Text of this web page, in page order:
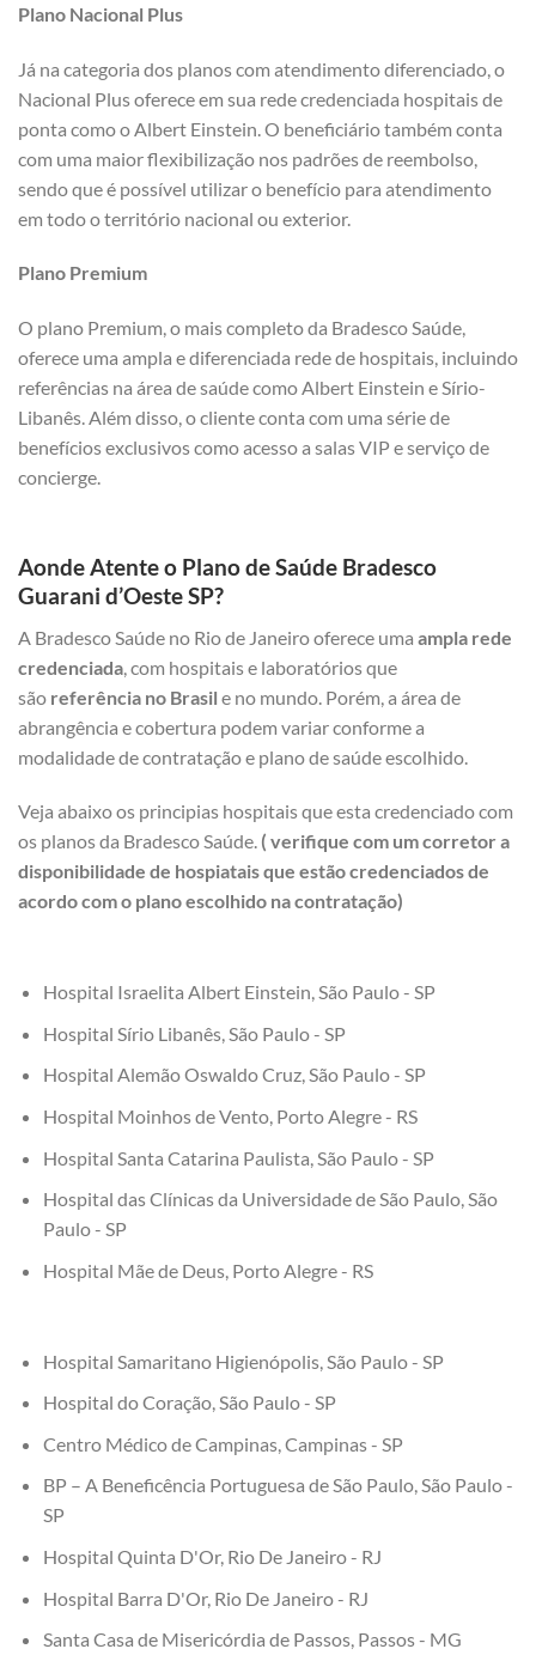
Plano Nacional Plus
Já na categoria dos planos com atendimento diferenciado, o
Nacional Plus oferece em sua rede credenciada hospitais de
ponta como o Albert Einstein. O beneficiário também conta
com uma maior flexibilização nos padrões de reembolso,
sendo que é possível utilizar o benefício para atendimento
em todo o território nacional ou exterior.
Plano Premium
O plano Premium, o mais completo da Bradesco Saúde,
oferece uma ampla e diferenciada rede de hospitais, incluindo
referências na área de saúde como Albert Einstein e Sírio-
Libanês. Além disso, o cliente conta com uma série de
benefícios exclusivos como acesso a salas VIP e serviço de
concierge.
Aonde Atente o Plano de Saúde Bradesco
Guarani d’Oeste SP?
A Bradesco Saúde no Rio de Janeiro oferece uma ampla rede
credenciada , com hospitais e laboratórios que
são referência no Brasil e no mundo. Porém, a área de
abrangência e cobertura podem variar conforme a
modalidade de contratação e plano de saúde escolhido.
Veja abaixo os principias hospitais que esta credenciado com
os planos da Bradesco Saúde. ( verifique com um corretor a
disponibilidade de hospiatais que estão credenciados de
acordo com o plano escolhido na contratação)
Hospital Israelita Albert Einstein, São Paulo - SP
Hospital Sírio Libanês, São Paulo - SP
Hospital Alemão Oswaldo Cruz, São Paulo - SP
Hospital Moinhos de Vento, Porto Alegre - RS
Hospital Santa Catarina Paulista, São Paulo - SP
Hospital das Clínicas da Universidade de São Paulo, São
Paulo - SP
Hospital Mãe de Deus, Porto Alegre - RS
Hospital Samaritano Higienópolis, São Paulo - SP
Hospital do Coração, São Paulo - SP
Centro Médico de Campinas, Campinas - SP
BP – A Beneficência Portuguesa de São Paulo, São Paulo -
SP
Hospital Quinta D'Or, Rio De Janeiro - RJ
Hospital Barra D'Or, Rio De Janeiro - RJ
Santa Casa de Misericórdia de Passos, Passos - MG